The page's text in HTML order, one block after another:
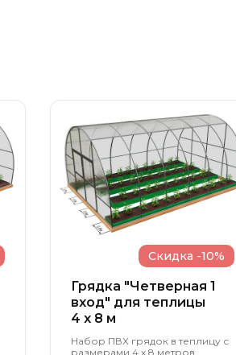
Грядка "Четверная 1
вход" для теплицы
4 x 8 м
Набор ПВХ грядок в теплицу с
размерами 4 х 8 метров,
Скидка -10%